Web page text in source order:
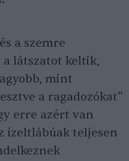
a szemre
látszatot keltik,
mint
a ragadozókat”
erre azért van
ízeltlábúak teljesen